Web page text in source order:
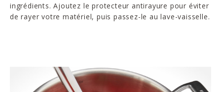
ingrédients. Ajoutez le protecteur antirayure pour éviter
de rayer votre matériel, puis passez-le au lave-vaisselle.